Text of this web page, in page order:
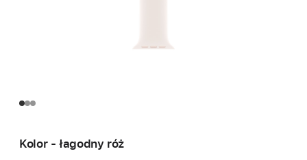
Kolor - łagodny róż